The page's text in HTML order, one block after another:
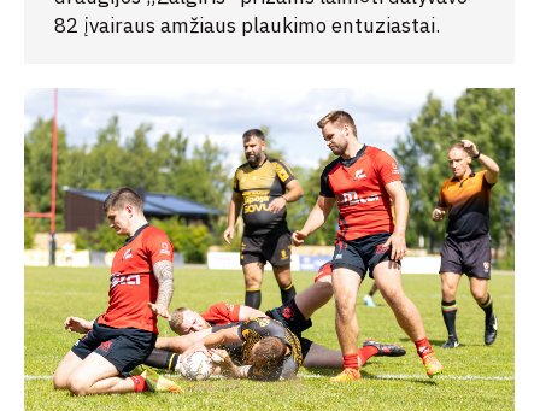
82 įvairaus amžiaus plaukimo entuziastai.